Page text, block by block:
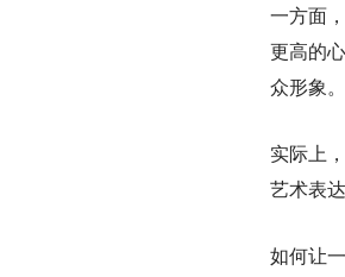
一方面
更高的
众形象。
实际上
艺术表
如何让